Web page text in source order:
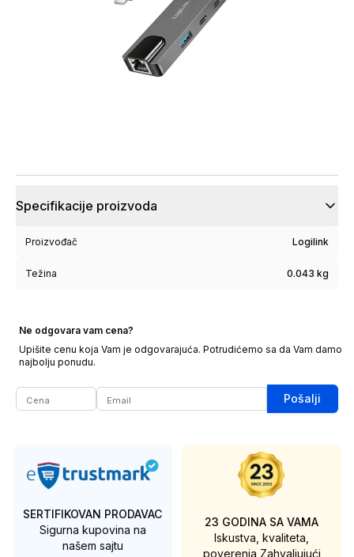
Specifikacije proizvoda
Proizvođač Logilink
Težina 0.043 kg
Ne odgovara vam cena?
Upišite cenu koja Vam je odgovarajuća. Potrudićemo sa da Vam damo
najbolju ponudu.
Pošalji
SERTIFIKOVAN PRODAVAC
Sigurna kupovina na
našem sajtu
23 GODINA SA VAMA
Iskustva, kvaliteta,
poverenja Zahvaljujući